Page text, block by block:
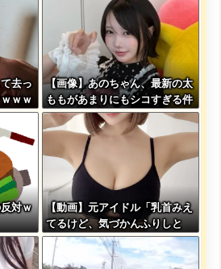
に刺
れない｣←これw w w w w w w
去っ
ｗｗ
【画像】あのちゃん、最新の太
ももがあまりにもシコすぎる件
対ｗ
【動画】元アイドル「乳首みえ
てるけど、気づかんふりしと
こ」